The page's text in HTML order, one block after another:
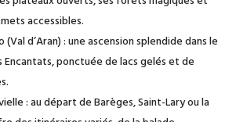
accessibles.
d’Aran) : une ascension splendide dans le
Encantats, ponctuée de lacs gelés et de
: au départ de Barèges, Saint-Lary ou la